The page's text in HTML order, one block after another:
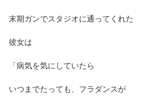
末期ガンでスタジオに通ってくれた
彼女は
「病気を気にしていたら
いつまでたっても、フラダンスが